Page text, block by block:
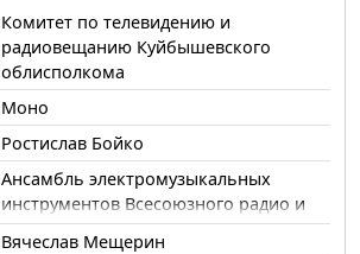
Комитет по телевидению и
радиовещанию Куйбышевского
облисполкома
Моно
Ростислав Бойко
Ансамбль электромузыкальных
инструментов Всесоюзного радио и
Центрального телевидения
Вячеслав Мещерин